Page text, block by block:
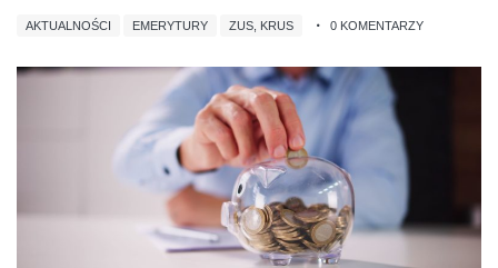
AKTUALNOŚCI EMERYTURY ZUS, KRUS 0 KOMENTARZY